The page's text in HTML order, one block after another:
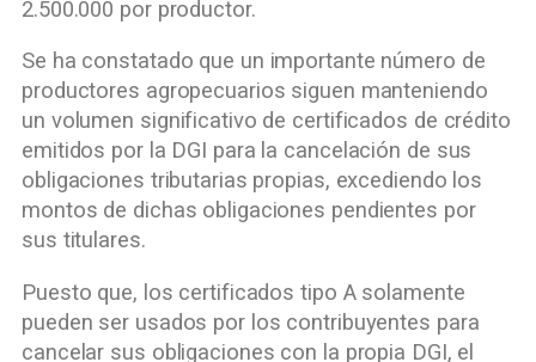
2.500.000 por productor.
Se ha constatado que un importante número de
productores agropecuarios siguen manteniendo
un volumen significativo de certificados de crédito
emitidos por la DGI para la cancelación de sus
obligaciones tributarias propias, excediendo los
montos de dichas obligaciones pendientes por
sus titulares.
Puesto que, los certificados tipo A solamente
pueden ser usados por los contribuyentes para
cancelar sus obligaciones con la propia DGI, el